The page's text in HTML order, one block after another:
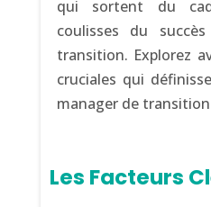
qui sortent du
coulisses du
transition. Explorez
cruciales qui
manager de transition
Les Facteurs